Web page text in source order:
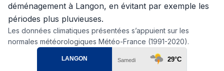
déménagement à Langon, en évitant par exemple les
périodes plus pluvieuses.
Les données climatiques présentées s’appuient sur les
normales météorologiques Météo-France (1991-2020).